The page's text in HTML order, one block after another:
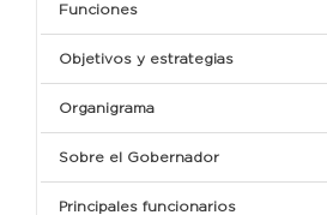
Funciones
Objetivos y estrategias
Organigrama
Sobre el Gobernador
Principales funcionarios